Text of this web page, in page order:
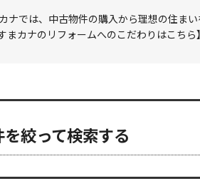
ナでは、中古物件の購入から理想の住ま
すまカナのリフォームへのこだわりはこちら】
を絞って検索する